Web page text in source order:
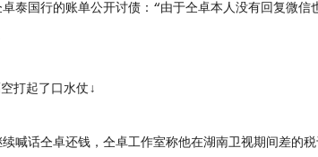
国行的账单公开讨债：“由于仝卓本人没有回复微信
打起了口水仗↓
话仝卓还钱，仝卓工作室称他在湖南卫视期间差的税